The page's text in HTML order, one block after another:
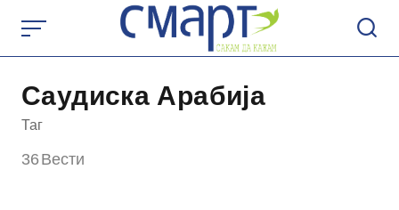
content
Саудиска Арабија
Таг
36Вести